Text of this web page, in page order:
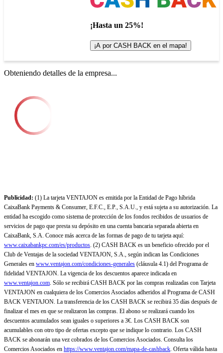
¡Hasta un 25%!
¡A por CASH BACK en el mapa!
Obteniendo detalles de la empresa...
Publicidad: (1) La tarjeta VENTAJON es emitida por la Entidad de Pago híbrida
CaixaBank Payments & Consumer, E.F.C., E.P., S.A.U., y está sujeta a su autorización. La
entidad ha escogido como sistema de protección de los fondos recibidos de usuarios de
servicios de pago que presta su depósito en una cuenta bancaria separada abierta en
CaixaBank, S.A. Conoce más acerca de las formas de pago de tu tarjeta aquí:
www.caixabankpc.com/es/productos. (2) CASH BACK es un beneficio ofrecido por el
Club de Ventajas de la sociedad VENTAJON, S.A., según indican las Condiciones
Generales en www.ventajon.com/condiciones-generales (cláusula 4.1) del Programa de
fidelidad VENTAJON. La vigencia de los descuentos aparece indicada en
www.ventajon.com. Sólo se recibirá CASH BACK por las compras realizadas con Tarjeta
VENTAJON en cualquiera de los Comercios Asociados adheridos al Programa de CASH
BACK VENTAJON. La transferencia de los CASH BACK se recibirá 35 días después de
finalizar el mes en que se realizaron las compras. El abono se realizará cuando los
descuentos acumulados sean iguales o superiores a 3€. Los CASH BACK son
acumulables con otro tipo de ofertas excepto que se indique lo contrario. Los CASH
BACK se abonarán una vez cobrados de los Comercios Asociados. Consulta los
Comercios Asociados en https://www.ventajon.com/mapa-de-cashback. Oferta válida hasta